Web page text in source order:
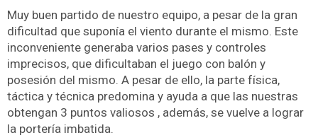
Muy buen partido de nuestro equipo, a pesar de la gran
dificultad que suponía el viento durante el mismo. Este
inconveniente generaba varios pases y controles
imprecisos, que dificultaban el juego con balón y
posesión del mismo. A pesar de ello, la parte física,
táctica y técnica predomina y ayuda a que las nuestras
obtengan 3 puntos valiosos , además, se vuelve a lograr
la portería imbatida.